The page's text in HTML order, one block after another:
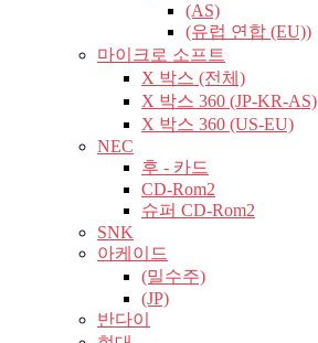
(AS)
(유럽​​ 연합 (EU))
마이크로 소프트
X 박스 (전체)
X 박스 360 (JP-KR-AS)
X 박스 360 (US-EU)
NEC
후 - 카드
CD-Rom2
슈퍼 CD-Rom2
SNK
아케이드
(밀수주)
(JP)
반다이